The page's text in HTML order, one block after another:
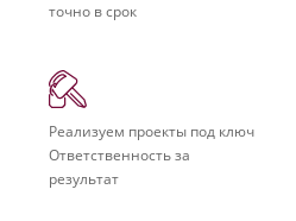
точно в срок
Реализуем проекты под ключ
Ответственность за
результат